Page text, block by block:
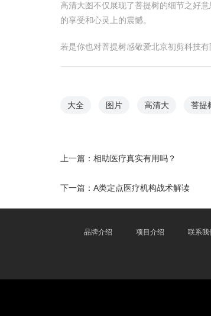
高清大图不仅展现了菩提树的细节之好
的享受和心灵上的震憾。
若是你也对菩提树感敬爱北京初剪科技
大全 图片 高清大 菩提
上一篇： 相助医疗真实有用吗？
下一篇： A类定点医疗机构战术解读
品牌介绍 项目介绍 联系我